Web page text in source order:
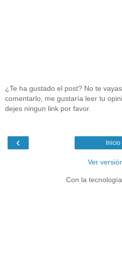
¿Te ha gustado el post? No te
comentarlo, me gustaría leer tu
dejes ningun link por favor.
‹ Inicio
Ver
Con la